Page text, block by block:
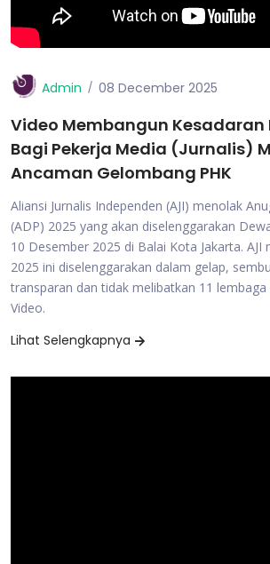
Admin 08 December 2025
Video Membangun Kesadaran
Bagi Pekerja Media (Jurnalis)
Ancaman Gelombang PHK
Aliansi Jurnalis Independen (AJI) menolak
(ADP) 2025 yang akan diselenggarakan
10 Desember 2025 di Balai Kota Jakarta. AJI
2025 ini diselenggarakan dalam gelap,
transparan dan tidak melibatkan 11
Video.
Lihat Selengkapnya